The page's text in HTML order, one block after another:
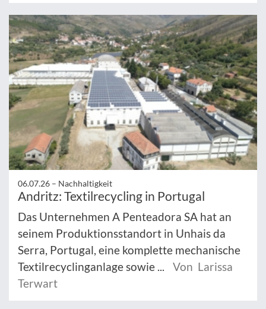
06.07.26 – Nachhaltigkeit
Andritz: Textilrecycling in Portugal
Das Unternehmen A Penteadora SA hat an
seinem Produktionsstandort in Unhais da
Serra, Portugal, eine komplette mechanische
Textilrecyclinganlage sowie ...
Von Larissa
Terwart